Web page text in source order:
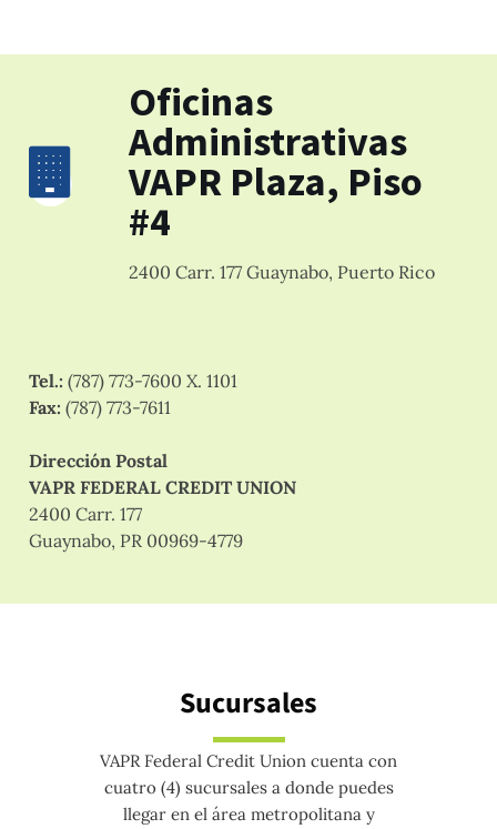
Oficinas
Administrativas
VAPR Plaza, Piso
#4
2400 Carr. 177 Guaynabo, Puerto Rico
Tel.: (787) 773-7600 X. 1101
Fax: (787) 773-7611
Dirección Postal
VAPR FEDERAL CREDIT UNION
2400 Carr. 177
Guaynabo, PR 00969-4779
Sucursales
VAPR Federal Credit Union cuenta con
cuatro (4) sucursales a donde puedes
llegar en el área metropolitana y